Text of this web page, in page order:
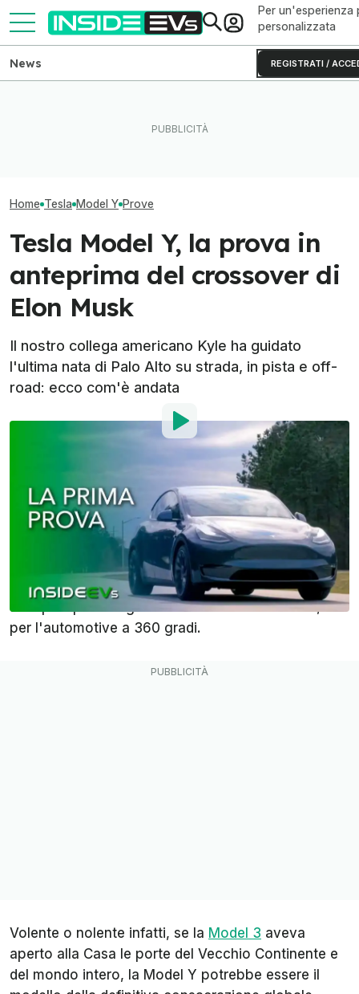
Per un'esperienza
personalizzata
REGISTRATI /
News
Home Tesla Model Y Prove
Tesla Model Y, la prova in
anteprima del crossover di
Elon Musk
Il nostro collega americano Kyle ha guidato
l'ultima nata di Palo Alto su strada, in pista e off-
road: ecco com'è andata
30 Mar 2020
Aggiungi InsideEVs alle
fonti preferite su Google
: il crossover di Elon Musk è, per vari
motivi, uno dei mezzi più attesi di questo 2020, non
solo per quanto riguarda il mondo dell'elettrico, ma
per l'automotive a 360 gradi.
Volente o nolente infatti, se la Model 3 aveva
aperto alla Casa le porte del Vecchio Continente e
del mondo intero, la Model Y potrebbe essere il